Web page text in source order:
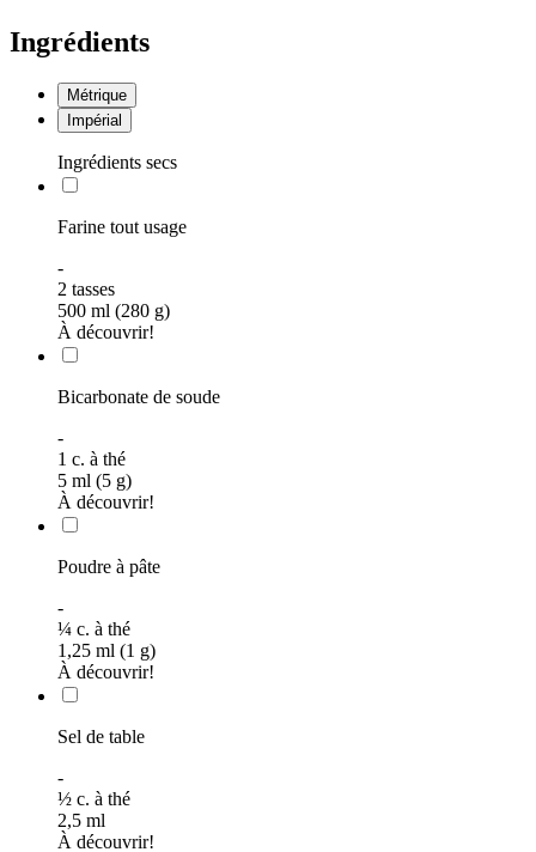
Ingrédients
Métrique
Impérial
Ingrédients secs
Farine tout usage
-
2 tasses
500 ml (280 g)
À découvrir!
Bicarbonate de soude
-
1 c. à thé
5 ml (5 g)
À découvrir!
Poudre à pâte
-
¼ c. à thé
1,25 ml (1 g)
À découvrir!
Sel de table
-
½ c. à thé
2,5 ml
À découvrir!